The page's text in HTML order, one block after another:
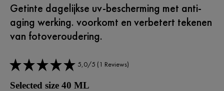
Getinte dagelijkse uv-bescherming met anti-
aging werking. voorkomt en verbetert tekenen
van fotoveroudering.
5,0/5 (1 Reviews)
Selected size 40 ML